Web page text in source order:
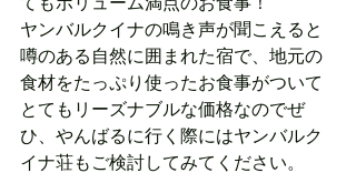
ヤンバルクイナの鳴き声が聞こえると
噂のある自然に囲まれた宿で、地元の
食材をたっぷり使ったお食事がついて
とてもリーズナブルな価格なのでぜ
ひ、やんばるに行く際にはヤンバルク
イナ荘もご検討してみてください。